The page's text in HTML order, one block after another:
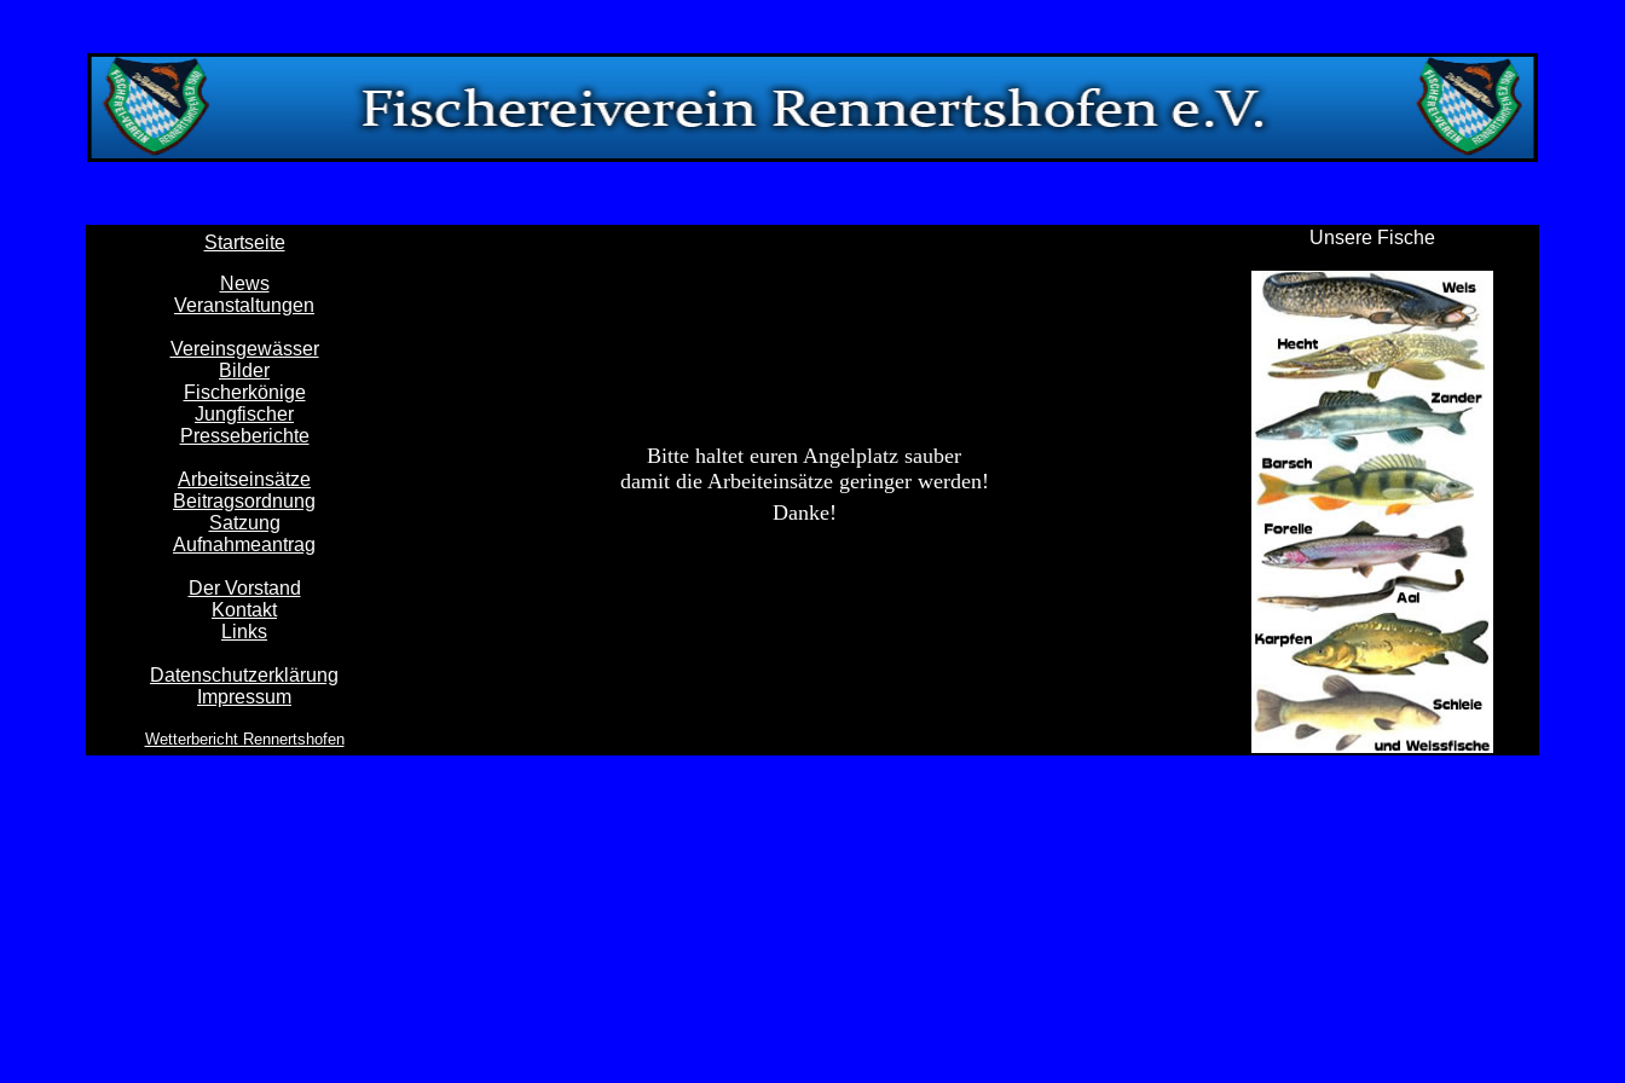
Startseite
News
Veranstaltungen
Vereinsgewässer
Bilder
Fischerkönige
Jungfischer
Presseberichte
Arbeitseinsätze
Beitragsordnung
Satzung
Aufnahmeantrag
Der Vorstand
Kontakt
Links
Datenschutzerklärung
Impressum
Wetterbericht Rennertshofen
Bitte haltet euren Angelplatz sauber
damit die Arbeiteinsätze geringer werden!
Danke!
Unsere Fische